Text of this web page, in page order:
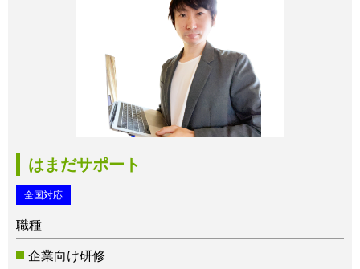
はまだサポート
全国対応
職種
企業向け研修